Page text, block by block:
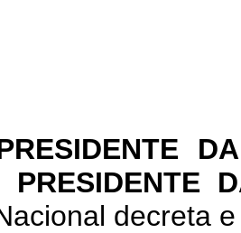
PRESIDENTE
decreta